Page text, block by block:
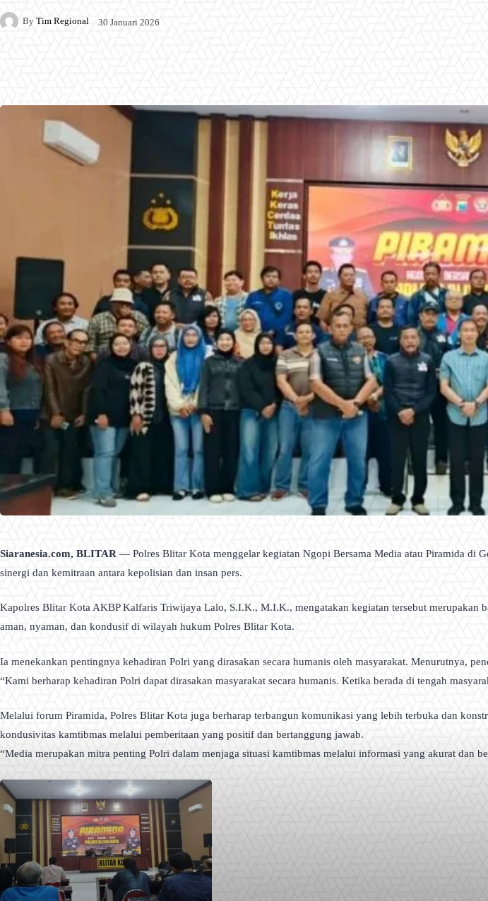
By Tim Regional 30 Januari 2026
Siaranesia.com, BLITAR — Polres Blitar Kota menggelar kegiatan Ngopi Bersama Media atau Piramida di
sinergi dan kemitraan antara kepolisian dan insan pers.
Kapolres Blitar Kota AKBP Kalfaris Triwijaya Lalo, S.I.K., M.I.K., mengatakan kegiatan tersebut merupakan
aman, nyaman, dan kondusif di wilayah hukum Polres Blitar Kota.
Ia menekankan pentingnya kehadiran Polri yang dirasakan secara humanis oleh masyarakat. Menurutnya,
“Kami berharap kehadiran Polri dapat dirasakan masyarakat secara humanis. Ketika berada di tengah
Melalui forum Piramida, Polres Blitar Kota juga berharap terbangun komunikasi yang lebih terbuka dan
kondusivitas kamtibmas melalui pemberitaan yang positif dan bertanggung jawab.
“Media merupakan mitra penting Polri dalam menjaga situasi kamtibmas melalui informasi yang akurat dan